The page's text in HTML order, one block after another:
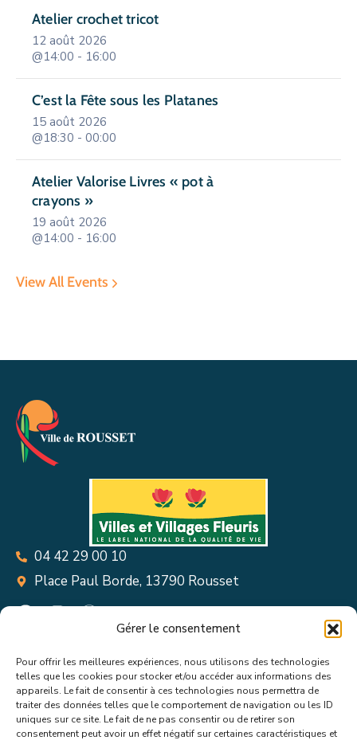
Gérer le consentement
Pour offrir les meilleures expériences, nous utilisons des technologies
telles que les cookies pour stocker et/ou accéder aux informations des
appareils. Le fait de consentir à ces technologies nous permettra de
traiter des données telles que le comportement de navigation ou les ID
uniques sur ce site. Le fait de ne pas consentir ou de retirer son
consentement peut avoir un effet négatif sur certaines caractéristiques et
Atelier crochet tricot
12 août 2026
@14:00 - 16:00
C’est la Fête sous les Platanes
15 août 2026
@18:30 - 00:00
Atelier Valorise Livres « pot à
crayons »
19 août 2026
@14:00 - 16:00
View All Events
04 42 29 00 10
Place Paul Borde, 13790 Rousset
Suivez toutes les informations &
actualités de votre ville !